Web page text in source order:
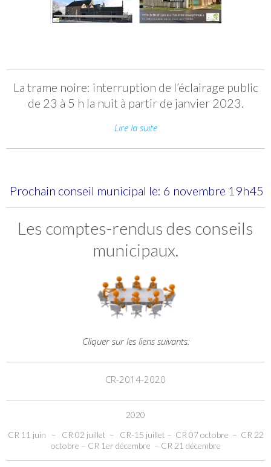
La trame noire: interruption de l’éclairage public
de 23 à 5 h la nuit à partir de janvier 2023.
Lire la suite
Prochain conseil municipal le: 6 novembre 19h45
Les comptes-rendus des conseils
municipaux.
Cliquer sur les liens suivants:
CR-2014-2020
2020
CR 11 juin
– CR 02 juillet – CR-15 juillet – CR 07 octobre – CR 22
octobre – CR 1er décembre – CR 21 décembre